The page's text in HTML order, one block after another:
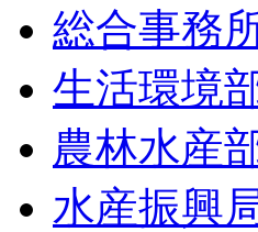
総合事務
生活環境
農林水産
水産振興